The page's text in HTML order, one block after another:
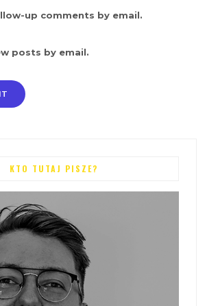
up comments by email.
posts by email.
KTO TUTAJ PISZE?